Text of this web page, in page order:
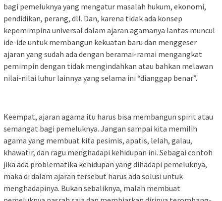
bagi pemeluknya yang mengatur masalah hukum, ekonomi,
pendidikan, perang, dll. Dan, karena tidak ada konsep
kepemimpina universal dalam ajaran agamanya lantas muncul
ide-ide untuk membangun kekuatan baru dan menggeser
ajaran yang sudah ada dengan beramai-ramai mengangkat
pemimpin dengan tidak mengindahkan atau bahkan melawan
nilai-nilai luhur lainnya yang selama ini “dianggap benar”.
Keempat, ajaran agama itu harus bisa membangun spirit atau
semangat bagi pemeluknya. Jangan sampai kita memilih
agama yang membuat kita pesimis, apatis, lelah, galau,
khawatir, dan ragu menghadapi kehidupan ini. Sebagai contoh
jika ada problematika kehidupan yang dihadapi pemeluknya,
maka di dalam ajaran tersebut harus ada solusi untuk
menghadapinya. Bukan sebaliknya, malah membuat